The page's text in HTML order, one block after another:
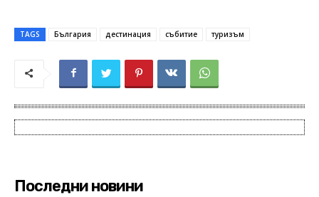
TAGS България дестинация събитие туризъм
Последни новини